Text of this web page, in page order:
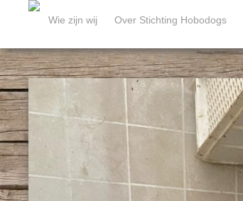
Wie zijn wij Over Stichting Hobodogs